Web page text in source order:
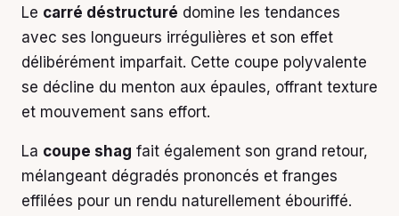
Le carré déstructuré domine les tendances
avec ses longueurs irrégulières et son effet
délibérément imparfait. Cette coupe polyvalente
se décline du menton aux épaules, offrant texture
et mouvement sans effort.
La coupe shag fait également son grand retour,
mélangeant dégradés prononcés et franges
effilées pour un rendu naturellement ébouriffé.